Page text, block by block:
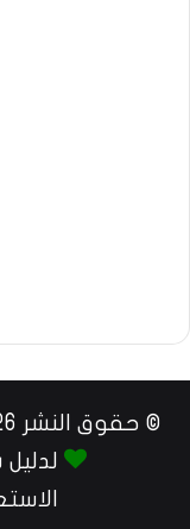
© حقوق النشر 2026، جميع الحقوق محفوظة |